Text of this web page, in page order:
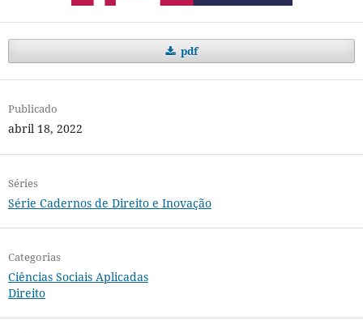
pdf
Publicado
abril 18, 2022
Séries
Série Cadernos de Direito e Inovação
Categorias
Ciências Sociais Aplicadas
Direito